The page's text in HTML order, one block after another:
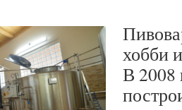
хобби
В 2008